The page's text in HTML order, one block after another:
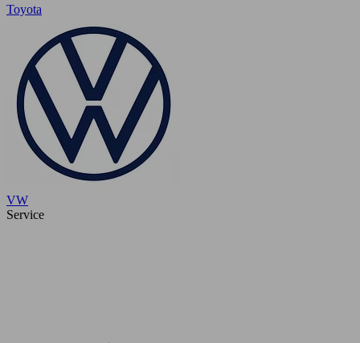
Toyota
VW
Service